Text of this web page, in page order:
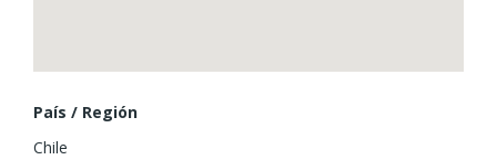
País / Región
Chile